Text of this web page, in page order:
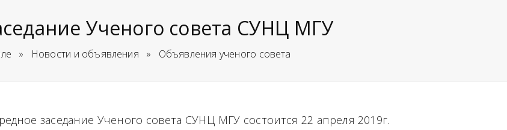
Ученого совета СУНЦ МГУ
» Новости и объявления » Объявления ученого совета
заседание Ученого совета СУНЦ МГУ состоится 22 апреля 2019г.